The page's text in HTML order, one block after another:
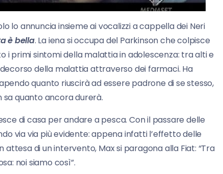
lo annuncia insieme ai vocalizzi a cappella dei Neri
è bella. La iena si occupa del Parkinson che colpisce
i primi sintomi della malattia in adolescenza: tra alti e
della malattia attraverso dei farmaci. Ha
quanto riuscirà ad essere padrone di se stesso,
sa quanto ancora durerà.
di casa per andare a pesca. Con il passare delle
via via più evidente: appena infatti l’effetto delle
attesa di un intervento, Max si paragona alla Fiat: “Tra
noi siamo così”.